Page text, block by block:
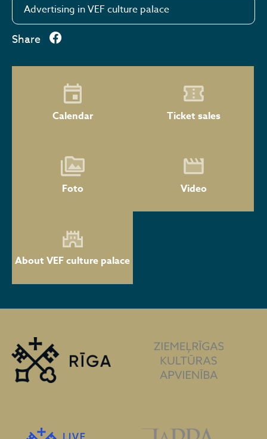
Advertising in VEF culture palace
Share
Calendar Ticket sales
Foto Video
About VEF culture palace